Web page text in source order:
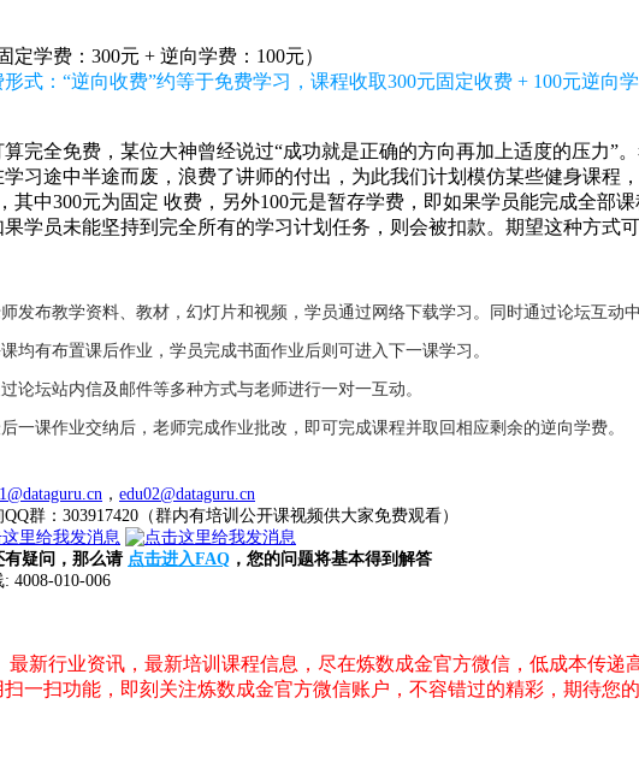
定学费：300元 + 逆向学费：100元）
式：“逆向收费”约等于免费学习，课程收取300元固定收费 + 100元逆向
完全免费，某位大神曾经说过“成功就是正确的方向再加上适度的压力”
习途中半途而废，浪费了讲师的付出，为此我们计划模仿某些健身课程
其中300元为固定 收费，另外100元是暂存学费，即如果学员能完成全部
学员未能坚持到完全所有的学习计划任务，则会被扣款。期望这种方式
发布教学资料、教材，幻灯片和视频，学员通过网络下载学习。同时通过论坛互动
均有布置课后作业，学员完成书面作业后则可进入下一课学习。
论坛站内信及邮件等多种方式与老师进行一对一互动。
一课作业交纳后，老师完成作业批改，即可完成课程并取回相应剩余的逆向学费。
， edu02@dataguru.cn
群：303917420（群内有培训公开课视频供大家免费观看）
有疑问，那么请 点击进入FAQ ，您的问题将基本得到解答
4008-010-006
最新行业资讯，最新培训课程信息，尽在炼数成金官方微信，低成本传递
一扫功能，即刻关注炼数成金官方微信账户，不容错过的精彩，期待您的